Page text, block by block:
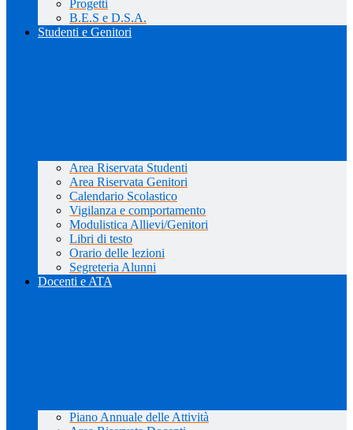
Progetti
B.E.S e D.S.A.
Studenti e Genitori
Area Riservata Studenti
Area Riservata Genitori
Calendario Scolastico
Vigilanza e comportamento
Modulistica Allievi/Genitori
Libri di testo
Orario delle lezioni
Segreteria Alunni
Docenti e ATA
Piano Annuale delle Attività